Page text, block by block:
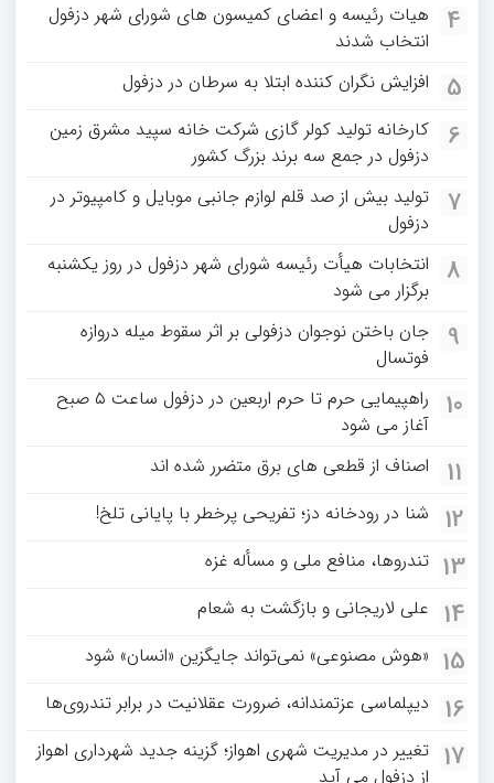
4
هیات رئیسه و اعضای کمیسون های شورای شهر دزفول
انتخاب شدند
5 افزایش نگران کننده ابتلا به سرطان در دزفول
6
کارخانه تولید کولر گازی شرکت خانه سپید مشرق زمین
دزفول در جمع سه برند بزرگ کشور
7
تولید بیش از صد قلم لوازم جانبی موبایل و کامپیوتر در
دزفول
8
انتخابات هیأت رئیسه شورای شهر دزفول در روز یکشنبه
برگزار می شود
9
جان باختن نوجوان دزفولی بر اثر سقوط میله دروازه
فوتسال
10
راهپیمایی حرم تا حرم اربعین در دزفول ساعت ۵ صبح
آغاز می شود
11 اصناف از قطعی های برق متضرر شده اند
12 شنا در رودخانه دز؛ تفریحی پرخطر با پایانی تلخ!
13 تندروها، منافع ملی و مسأله غزه
14 علی لاریجانی و بازگشت به شعام
15 «هوش مصنوعی» نمی‌تواند جایگزین «انسان» شود
16 دیپلماسی عزتمندانه، ضرورت عقلانیت در برابر تندروی‌ها
17 تغییر در مدیریت شهری اهواز؛ گزینه جدید شهرداری اهواز
از دزفول می آید